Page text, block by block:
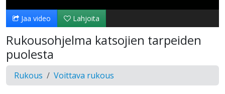
Jaa video Lahjoita
Rukousohjelma katsojien tarpeiden
puolesta
Rukous Voittava rukous